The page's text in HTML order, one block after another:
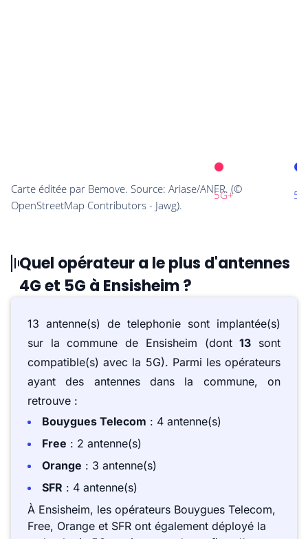
Quel opérateur a le plus d'antennes
4G et 5G à Ensisheim ?
13 antenne(s) de telephonie sont implantée(s)
sur la commune de Ensisheim (dont13 sont
compatible(s) avec la 5G). Parmi les opérateurs
ayant des antennes dans la commune, on
retrouve :
Bouygues Telecom : 4 antenne(s)
Free : 2 antenne(s)
Orange : 3 antenne(s)
SFR : 4 antenne(s)
À Ensisheim, les opérateurs Bouygues Telecom,
Free, Orange et SFR ont également déployé la